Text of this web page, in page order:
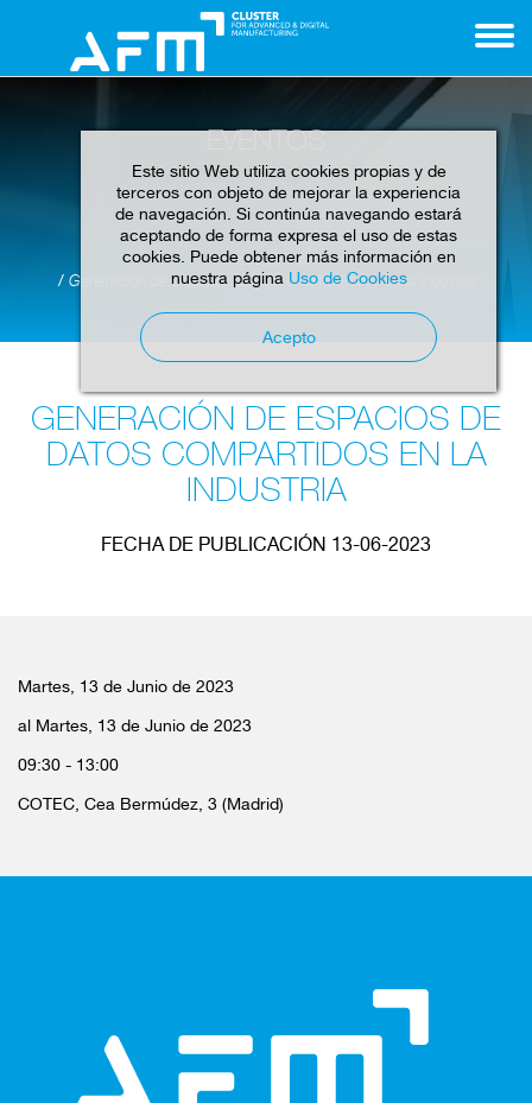
Este sitio Web utiliza cookies propias y de
terceros con objeto de mejorar la experiencia
de navegación. Si continúa navegando estará
aceptando de forma expresa el uso de estas
cookies. Puede obtener más información en
nuestra página Uso de Cookies
Acepto
EVENTOS
Home
Eventos
Generación de espacios de datos compartidos en la industria
GENERACIÓN DE ESPACIOS DE
DATOS COMPARTIDOS EN LA
INDUSTRIA
FECHA DE PUBLICACIÓN 13-06-2023
Martes, 13 de Junio de 2023
al Martes, 13 de Junio de 2023
09:30 - 13:00
COTEC, Cea Bermúdez, 3 (Madrid)